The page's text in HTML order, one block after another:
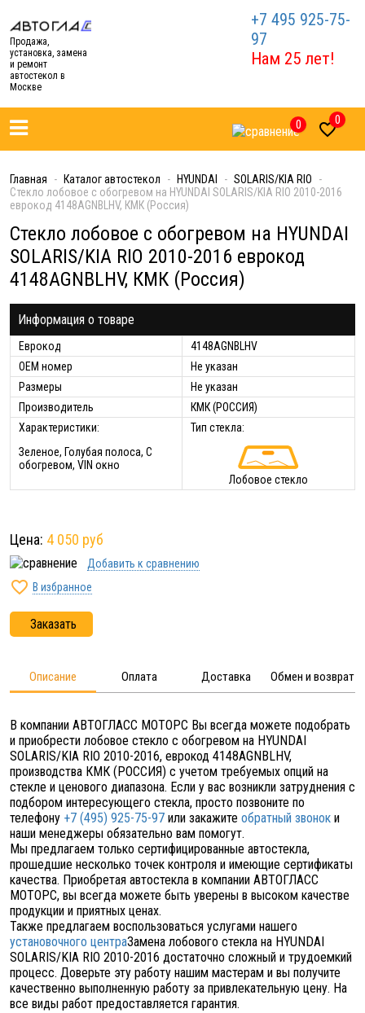
Продажа,
установка, замена
и ремонт
автостекол в
Москве
+7 495 925-75-
97
Нам 25 лет!
0 0
Главная Каталог автостекол HYUNDAI
SOLARIS/KIA RIO
Стекло лобовое с обогревом на HYUNDAI SOLARIS/KIA RIO 2010-2016
еврокод 4148AGNBLHV, КМК (Россия)
Стекло лобовое с обогревом на HYUNDAI
SOLARIS/KIA RIO 2010-2016 еврокод
4148AGNBLHV, КМК (Россия)
Информация о товаре
Еврокод
4148AGNBLHV
ОЕМ номер
Не указан
Размеры
Не указан
Производитель
КМК (РОССИЯ)
Характеристики:
Зеленое, Голубая полоса, С
обогревом, VIN окно
Тип стекла:
Лобовое стекло
Цена: 4 050 руб
Добавить к сравнению
 В избранное
Заказать
Описание Оплата Доставка Обмен и возврат
В компании АВТОГЛАСС МОТОРС Вы всегда можете подобрать
и приобрести лобовое стекло с обогревом на HYUNDAI
SOLARIS/KIA RIO 2010-2016, еврокод 4148AGNBLHV,
производства КМК (РОССИЯ) с учетом требуемых опций на
стекле и ценового диапазона. Если у вас возникли затруднения с
подбором интересующего стекла, просто позвоните по
телефону +7 (495) 925-75-97 или закажите обратный звонок и
наши менеджеры обязательно вам помогут.
Мы предлагаем только сертифицированные автостекла,
прошедшие несколько точек контроля и имеющие сертификаты
качества. Приобретая автостекла в компании АВТОГЛАСС
МОТОРС, вы всегда можете быть уверены в высоком качестве
продукции и приятных ценах.
Также предлагаем воспользоваться услугами нашего
установочного центраЗамена лобового стекла на HYUNDAI
SOLARIS/KIA RIO 2010-2016 достаточно сложный и трудоемкий
процесс. Доверьте эту работу нашим мастерам и вы получите
качественно выполненную работу за привлекательную цену. На
все виды работ предоставляется гарантия.